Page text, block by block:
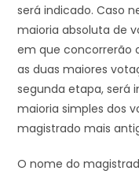
será indicado. Caso
maioria absoluta de
em que concorrerão
as duas maiores
segunda etapa, será
maioria simples dos
magistrado mais
O nome do